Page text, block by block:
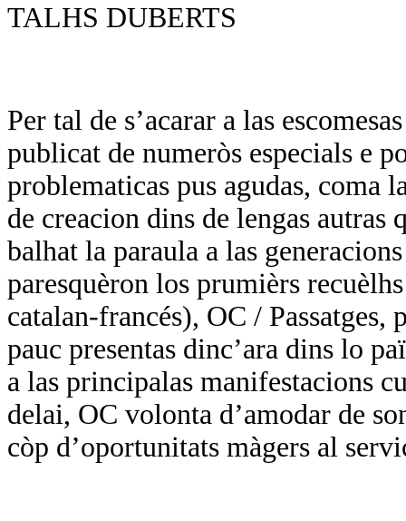
TALHS DUBERTS
Per tal de s’acarar a las
publicat de numeròs especials e
problematicas pus agudas, coma
de creacion dins de lengas autras
balhat la paraula a las
paresquèron los prumièrs
catalan-francés), OC / Passatges,
pauc presentas dinc’ara dins lo
a las principalas manifestacions
delai, OC volonta d’amodar de
còp d’oportunitats màgers al